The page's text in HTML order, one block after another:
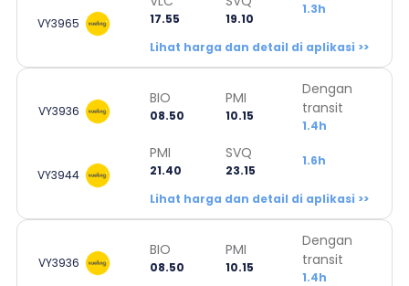
VY3965 17.55 19.10
1.3h
Lihat harga dan detail di aplikasi >>
VY3936
BIO
08.50
PMI
10.15
Dengan
transit
1.4h
VY3944
PMI
21.40
SVQ
23.15
1.6h
Lihat harga dan detail di aplikasi >>
VY3936
BIO
08.50
PMI
10.15
Dengan
transit
1.4h